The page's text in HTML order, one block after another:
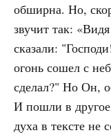
обширна. Но,
звучит так:
сказали:
огонь сошел с
сделал?" Но Он,
И пошли в
духа в тексте не